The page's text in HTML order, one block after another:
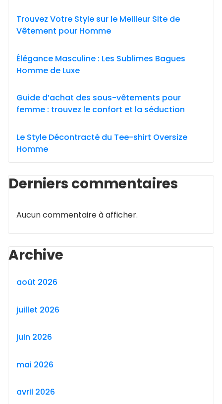
Trouvez Votre Style sur le Meilleur Site de
Vêtement pour Homme
Élégance Masculine : Les Sublimes Bagues
Homme de Luxe
Guide d’achat des sous-vêtements pour
femme : trouvez le confort et la séduction
Le Style Décontracté du Tee-shirt Oversize
Homme
Derniers commentaires
Aucun commentaire à afficher.
Archive
août 2026
juillet 2026
juin 2026
mai 2026
avril 2026